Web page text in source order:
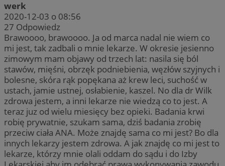
werk
2020-12-03 o 08:56
27 Odpowiedz
Brawoooo, brawoooo. Ja od marca nadal nie wiem co
mi jest, tak zadbali o mnie lekarze. W okresie jesienno
zimowym mam objawy od trzech lat: nasila się ból
stawów, mięśni, obrzęk podniebienia, węzłów szyjnych i
bolesne, skóra rąk popękana aż krew leci, suchość w
ustach, jamie ustnej, osłabienie, kaszel. No dla dr Wilk
zdrowa jestem, a inni lekarze nie wiedzą co to jest. A
teraz juz od wielu miesięcy bez opieki. Badania krwi
robię prywatnie, szukam sama, dziś badania zrobię
przeciw ciała ANA. Może znajdę sama co mi jest? Bo dla
innych lekarzy jestem zdrowa. A jak znajdę co mi jest to
lekarze, którzy mnie olali oddam do sądu i do Izby